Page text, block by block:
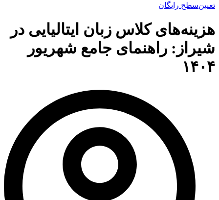
تعیین‌سطح رایگان
هزینه‌های کلاس زبان ایتالیایی در
شیراز: راهنمای جامع شهریور
۱۴۰۴